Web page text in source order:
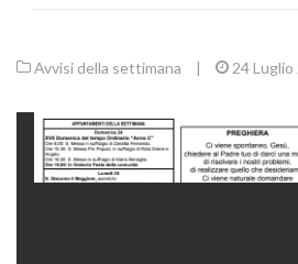
Avvisi della settimana | 24 Luglio